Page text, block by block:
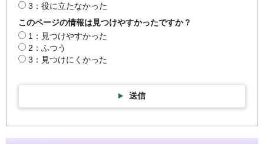
3：役に立たなかった
このページの情報は見つけやすかったですか？
1：見つけやすかった
2：ふつう
3：見つけにくかった
送信